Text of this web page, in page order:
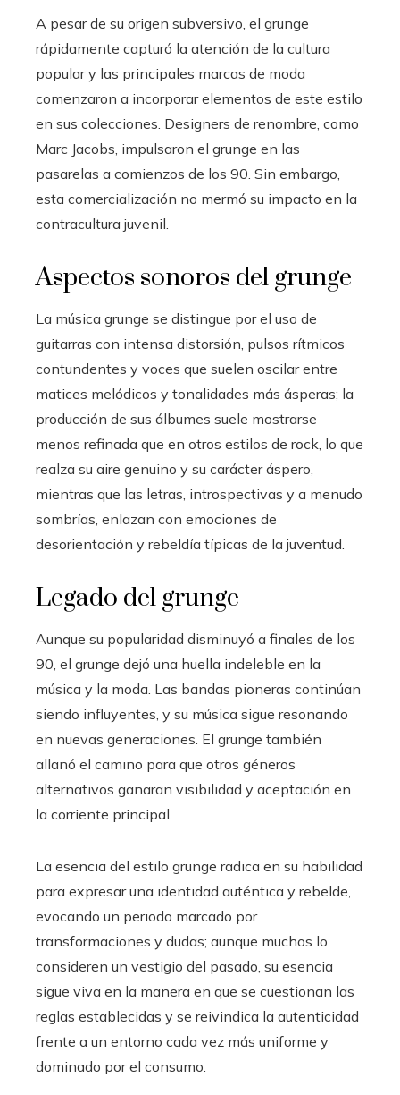
A pesar de su origen subversivo, el grunge
rápidamente capturó la atención de la cultura
popular y las principales marcas de moda
comenzaron a incorporar elementos de este estilo
en sus colecciones. Designers de renombre, como
Marc Jacobs, impulsaron el grunge en las
pasarelas a comienzos de los 90. Sin embargo,
esta comercialización no mermó su impacto en la
contracultura juvenil.
Aspectos sonoros del grunge
La música grunge se distingue por el uso de
guitarras con intensa distorsión, pulsos rítmicos
contundentes y voces que suelen oscilar entre
matices melódicos y tonalidades más ásperas; la
producción de sus álbumes suele mostrarse
menos refinada que en otros estilos de rock, lo que
realza su aire genuino y su carácter áspero,
mientras que las letras, introspectivas y a menudo
sombrías, enlazan con emociones de
desorientación y rebeldía típicas de la juventud.
Legado del grunge
Aunque su popularidad disminuyó a finales de los
90, el grunge dejó una huella indeleble en la
música y la moda. Las bandas pioneras continúan
siendo influyentes, y su música sigue resonando
en nuevas generaciones. El grunge también
allanó el camino para que otros géneros
alternativos ganaran visibilidad y aceptación en
la corriente principal.
La esencia del estilo grunge radica en su habilidad
para expresar una identidad auténtica y rebelde,
evocando un periodo marcado por
transformaciones y dudas; aunque muchos lo
consideren un vestigio del pasado, su esencia
sigue viva en la manera en que se cuestionan las
reglas establecidas y se reivindica la autenticidad
frente a un entorno cada vez más uniforme y
dominado por el consumo.